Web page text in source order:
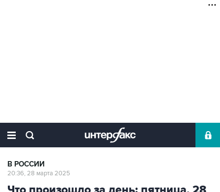
В РОССИИ
20:36, 28 марта 2025